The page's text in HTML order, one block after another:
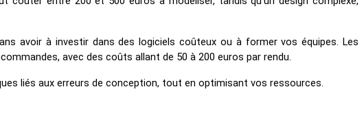
avoir à investir dans des logiciels coûteux ou à former vos équipes. Les
avec des coûts allant de 50 à 200 euros par rendu.
liés aux erreurs de conception, tout en optimisant vos ressources.